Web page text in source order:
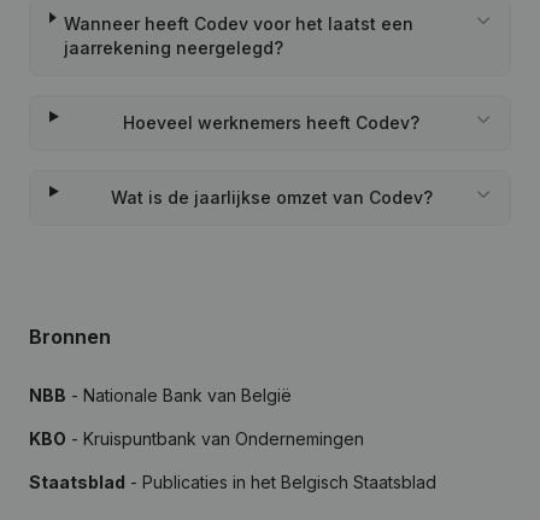
Wanneer heeft Codev voor het laatst een
jaarrekening neergelegd?
Hoeveel werknemers heeft Codev?
Wat is de jaarlijkse omzet van Codev?
Bronnen
NBB - Nationale Bank van België
KBO - Kruispuntbank van Ondernemingen
Staatsblad - Publicaties in het Belgisch Staatsblad